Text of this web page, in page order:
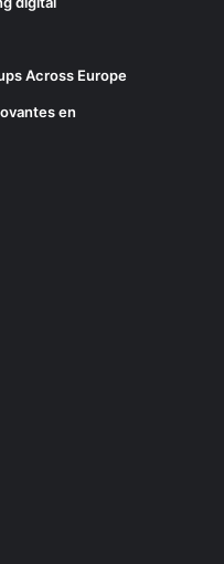
Across Europe
en